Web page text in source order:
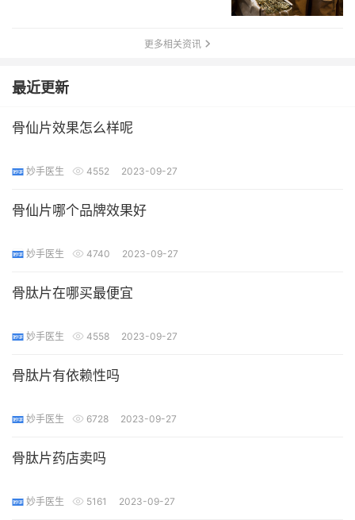
更多相关资讯
最近更新
骨仙片效果怎么样呢
妙手医生 4552 2023-09-27
骨仙片哪个品牌效果好
妙手医生 4740 2023-09-27
骨肽片在哪买最便宜
妙手医生 4558 2023-09-27
骨肽片有依赖性吗
妙手医生 6728 2023-09-27
骨肽片药店卖吗
妙手医生 5161 2023-09-27